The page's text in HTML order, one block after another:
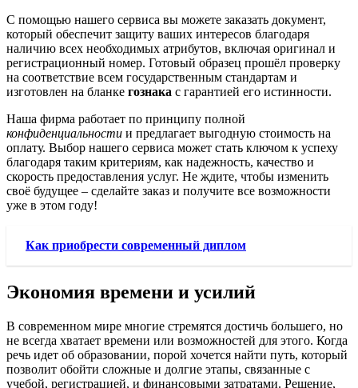
С помощью нашего сервиса вы можете заказать документ,
который обеспечит защиту ваших интересов благодаря
наличию всех необходимых атрибутов, включая оригинал и
регистрационный номер. Готовый образец прошёл проверку
на соответствие всем государственным стандартам и
изготовлен на бланке гознака с гарантией его истинности.
Наша фирма работает по принципу полной
конфиденциальности и предлагает выгодную стоимость на
оплату. Выбор нашего сервиса может стать ключом к успеху
благодаря таким критериям, как надежность, качество и
скорость предоставления услуг. Не ждите, чтобы изменить
своё будущее – сделайте заказ и получите все возможности
уже в этом году!
Как приобрести современный диплом
Экономия времени и усилий
В современном мире многие стремятся достичь большего, но
не всегда хватает времени или возможностей для этого. Когда
речь идет об образовании, порой хочется найти путь, который
позволит обойти сложные и долгие этапы, связанные с
учебой, регистрацией, и финансовыми затратами. Решение,